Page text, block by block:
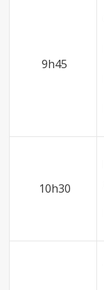
9h45
10h30